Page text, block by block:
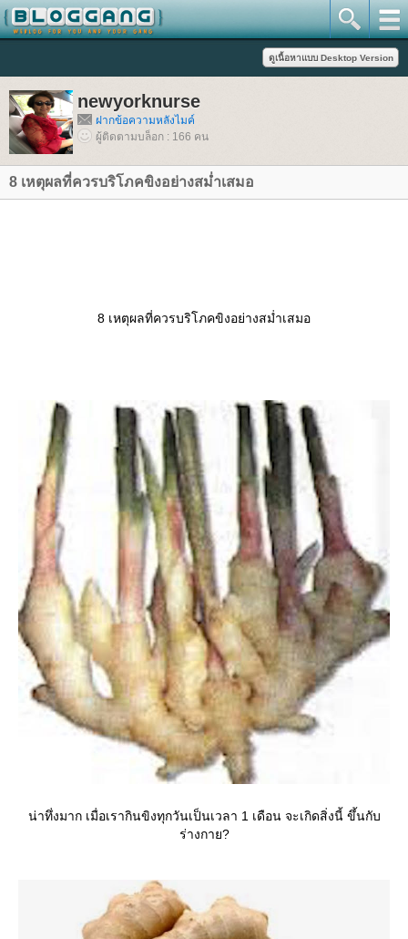
newyorknurse
ฝากข้อความหลังไมค์
ผู้ติดตามบล็อก : 166 คน
8 เหตุผลที่ควรบริโภคขิงอย่างสม่ำเสมอ
8 เหตุผลที่ควรบริโภคขิงอย่างสม่ำเสมอ
น่าทึ่งมาก เมื่อเรากินขิงทุกวันเป็นเวลา 1 เดือน จะเกิดสิ่งนี้ ขึ้นกับ
ร่างกาย?